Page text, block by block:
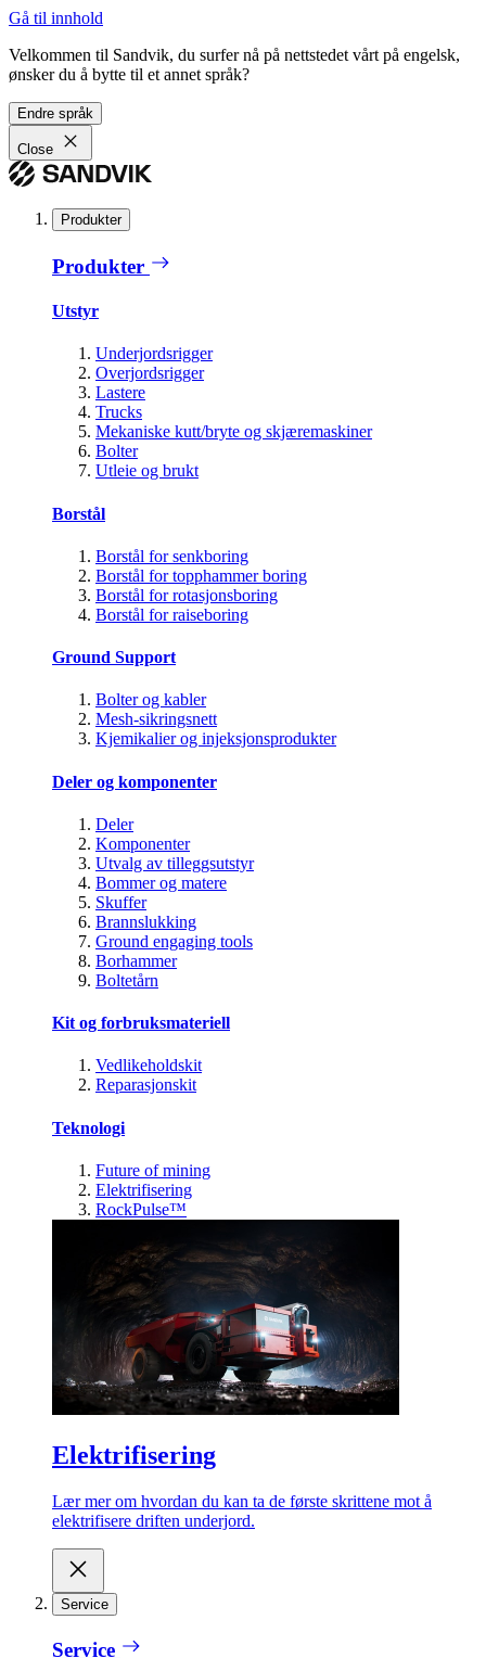
Gå til innhold
Velkommen til Sandvik, du surfer nå på nettstedet vårt på engelsk,
ønsker du å bytte til et annet språk?
Endre språk
Close
Produkter
Produkter
Utstyr
Underjordsrigger
Overjordsrigger
Lastere
Trucks
Mekaniske kutt/bryte og skjæremaskiner
Bolter
Utleie og brukt
Borstål
Borstål for senkboring
Borstål for topphammer boring
Borstål for rotasjonsboring
Borstål for raiseboring
Ground Support
Bolter og kabler
Mesh-sikringsnett
Kjemikalier og injeksjonsprodukter
Deler og komponenter
Deler
Komponenter
Utvalg av tilleggsutstyr
Bommer og matere
Skuffer
Brannslukking
Ground engaging tools
Borhammer
Boltetårn
Kit og forbruksmateriell
Vedlikeholdskit
Reparasjonskit
Teknologi
Future of mining
Elektrifisering
RockPulse™
Elektrifisering
Lær mer om hvordan du kan ta de første skrittene mot å
elektrifisere driften underjord.
Service
Service